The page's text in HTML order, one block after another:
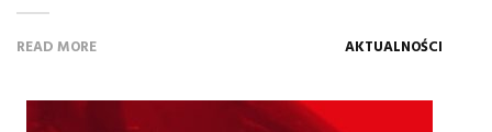
READ MORE AKTUALNOŚCI